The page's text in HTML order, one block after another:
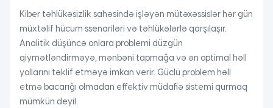
Kiber təhlükəsizlik sahəsində işləyən mütəxəssislər hər gün
müxtəlif hücum ssenariləri və təhlükələrlə qarşılaşır.
Analitik düşüncə onlara problemi düzgün
qiymətləndirməyə, mənbəni tapmağa və ən optimal həll
yollarını təklif etməyə imkan verir. Güclü problem həll
etmə bacarığı olmadan effektiv müdafiə sistemi qurmaq
mümkün deyil.